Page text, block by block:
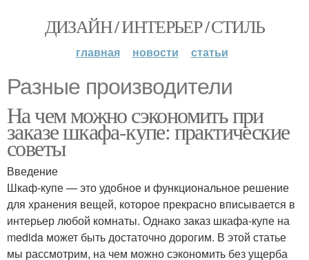
ДИЗАЙН / ИНТЕРЬЕР / СТИЛЬ
главная новости статьи
Разные производители
На чем можно сэкономить при
заказе шкафа-купе: практические
советы
Введение
Шкаф-купе — это удобное и функциональное решение
для хранения вещей, которое прекрасно вписывается в
интерьер любой комнаты. Однако заказ шкафа-купе на
medida может быть достаточно дорогим. В этой статье
мы рассмотрим, на чем можно сэкономить без ущерба